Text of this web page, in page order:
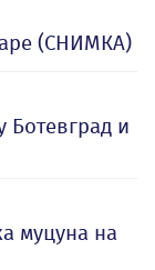
(СНИМКА)
Ботевград и
муцуна на